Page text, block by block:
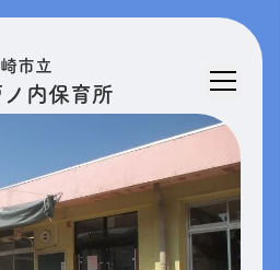
市立
ノ内保育所